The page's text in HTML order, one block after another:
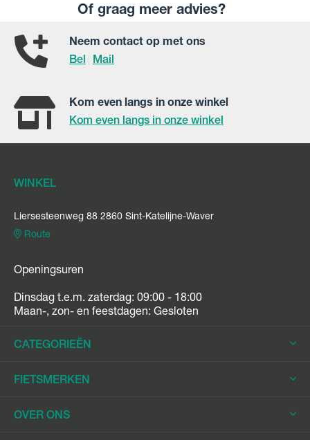
Of graag meer advies?
Neem contact op met ons
Bel
Mail
Kom even langs in onze winkel
Kom even langs in onze winkel
WINKEL
Liersesteenweg 88 2860 Sint-Katelijne-Waver
Route
Openingsuren
Dinsdag t.e.m. zaterdag: 09:00 - 18:00
Maan-, zon- en feestdagen: Gesloten
CATEGORIEËN
Elektrische Fietsen
Elektrische Racefietsen
FIETSMERKEN
Trek
OVER ONS